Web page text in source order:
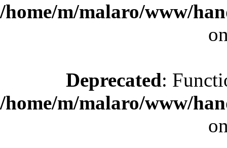
/home/m/malaro/www/
Deprecated:
/home/m/malaro/www/